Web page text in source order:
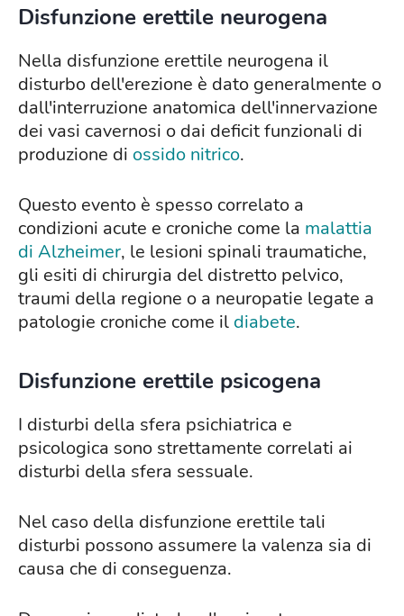
Disfunzione erettile neurogena
Nella disfunzione erettile neurogena il
disturbo dell'erezione è dato generalmente o
dall'interruzione anatomica dell'innervazione
dei vasi cavernosi o dai deficit funzionali di
produzione di ossido nitrico.
Questo evento è spesso correlato a
condizioni acute e croniche come la malattia
di Alzheimer, le lesioni spinali traumatiche,
gli esiti di chirurgia del distretto pelvico,
traumi della regione o a neuropatie legate a
patologie croniche come il diabete.
Disfunzione erettile psicogena
I disturbi della sfera psichiatrica e
psicologica sono strettamente correlati ai
disturbi della sfera sessuale.
Nel caso della disfunzione erettile tali
disturbi possono assumere la valenza sia di
causa che di conseguenza.